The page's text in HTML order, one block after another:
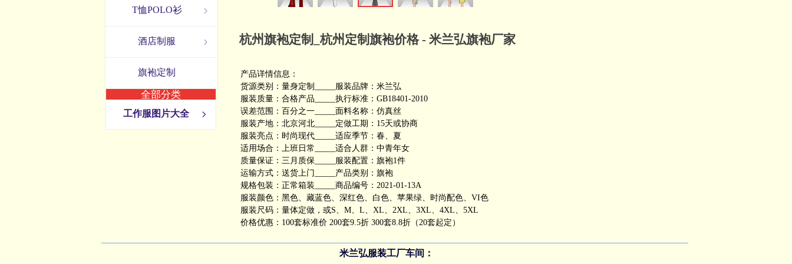
杭州旗袍定制_杭州定制旗袍价格 - 米兰弘旗袍厂家
ꁇ
T恤POLO衫
ꁇ
酒店制服
旗袍定制
产品详情信息：
货源类别：量身定制_____服装品牌：米兰弘
服装质量：合格产品_____执行标准：GB18401-2010
误差范围：百分之一_____面料名称：仿真丝
服装产地：北京河北_____定做工期：15天或协商
服装亮点：时尚现代_____适应季节：春、夏
适用场合：上班日常_____适合人群：中青年女
质量保证：三月质保_____服装配置：旗袍1件
运输方式：送货上门_____产品类别：旗袍
规格包装：正常箱装_____商品编号：2021-01-13A
服装颜色：黑色、藏蓝色、深红色、白色、苹果绿、时尚配色、VI色
服装尺码：量体定做，或S、M、L、XL、2XL、3XL、4XL、5XL
价格优惠：100套标准价 200套9.5折 300套8.8折（20套起定）
米兰弘服装工厂车间：
全部分类
ꁇ
工作服图片大全